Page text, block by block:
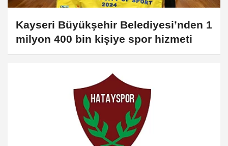
Kayseri Büyükşehir Belediyesi’nden 1
milyon 400 bin kişiye spor hizmeti